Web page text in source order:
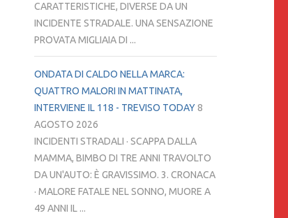
VEDERLI,
SENTIRLI,
ABBIAMO
ALCUNA
POSSIBILITÀ
RIAVERLI
CARATTERISTICHE, DIVERSE DA UN
INCIDENTE STRADALE. UNA SENSAZIONE
PROVATA MIGLIAIA DI ...
ONDATA DI CALDO NELLA MARCA:
QUATTRO MALORI IN MATTINATA,
INTERVIENE IL 118 - TREVISO TODAY 8
AGOSTO 2026
INCIDENTI STRADALI · SCAPPA DALLA
MAMMA, BIMBO DI TRE ANNI TRAVOLTO
DA UN'AUTO: È GRAVISSIMO. 3. CRONACA
· MALORE FATALE NEL SONNO, MUORE A
49 ANNI IL ...